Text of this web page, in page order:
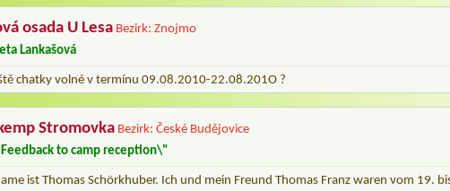
osada U Lesa Bezirk: Znojmo
Lankašová
chatky volné v termínu 09.08.2010-22.08.201O ?
Stromovka Bezirk: České Budějovice
to camp reception\"
ist Thomas Schörkhuber. Ich und mein Freund Thomas Franz waren vom 19.